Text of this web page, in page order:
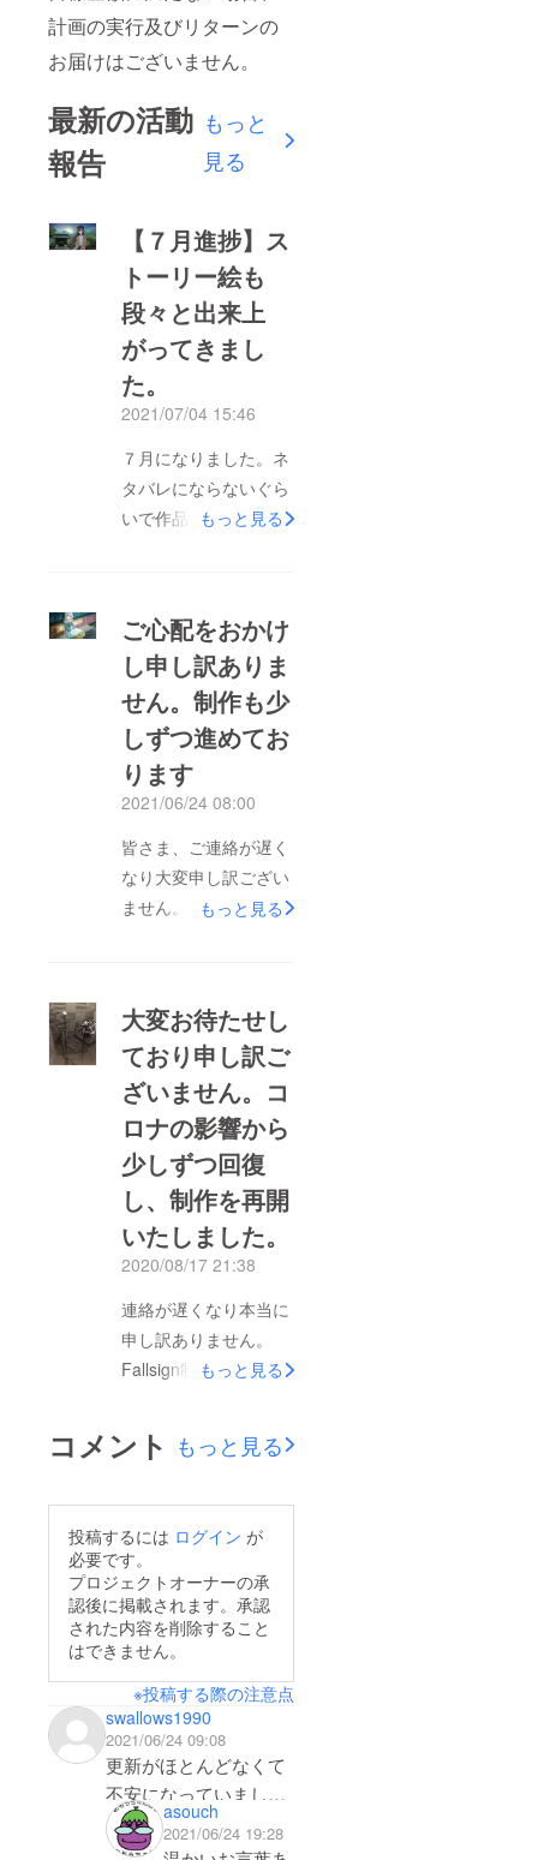
計画の実行及びリターンの
お届けはございません。
最新の活動
報告
もっと
見る
【７月進捗】ス
トーリー絵も
段々と出来上
がってきまし
た。
2021/07/04 15:46
７月になりました。ネ
タバレにならないぐら
いで作品中のイラスト
の個性を生かしなが
ら、分業して作品を
作っています。ミュー
ジックなどは概ね完成
していますが、イラス
トにはこだわりを持っ
ていて丁寧に進めてい
まして、予定よりもお
時間がかかってしまっ
ています。今回ご紹介
クターをメンバーのこ
だわりを持って作って
おりますので、もうし
ばらくお待ちください
ませ
もっと見る
ご心配をおかけ
し申し訳ありま
せん。制作も少
しずつ進めてお
ります
2021/06/24 08:00
皆さま、ご連絡が遅く
なり大変申し訳ござい
ません。広島も緊急事
おりましたが、宣言解
除に伴い、出来るとこ
ろから少しずつ作業を
行なっております。楽
しみにして頂いている
中、ご心配をおかけし
まして申し訳ございま
せんが、もう少々お待
ちくださいますようお
願いいたします。制作
チーム
もっと見る
大変お待たせし
ており申し訳ご
ざいません。コ
ロナの影響から
少しずつ回復
し、制作を再開
いたしました。
2020/08/17 21:38
連絡が遅くなり本当に
申し訳ありません。
Fallsign制作の連絡に
響で収録や制作が満足
に出来なかった事、ま
深くお詫び申し上げま
す。作品をより良い物
とし、必ず皆様にお返
しいたしますので、も
ただけますと幸いで
す。現在はボイス収録
と効果音収録の準備中
です。写真は効果音収
録の現場の写真になり
ます。乾杯の音や水が
もっと見る
コメント もっと見る
投稿するには ログイン が
必要です。
プロジェクトオーナーの承
認後に掲載されます。承認
された内容を削除すること
はできません。
※投稿する際の注意点
swallows1990
2021/06/24 09:08
更新がほとんどなくて
不安になっていました
が、活動報告を見て少
し安心しました。
asouch
2021/06/24 19:28